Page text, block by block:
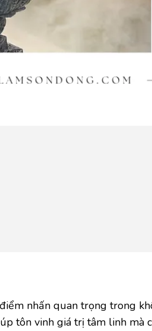
nhấn quan trọng trong
tôn vinh giá trị tâm linh mà